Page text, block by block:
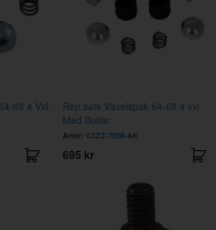
68 4 Vxl.
Rep.sats Växelspak 64-68 4 vxl.
Med Bultar
Artnr: C5ZZ-7208-AK
695 kr